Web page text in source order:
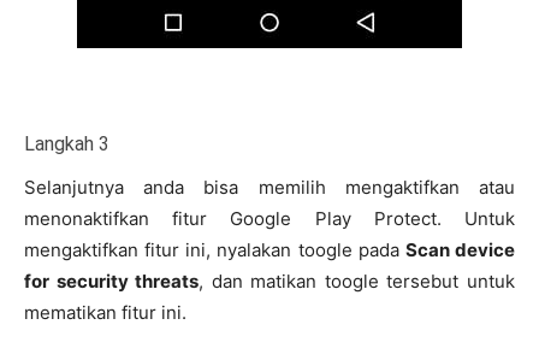
Langkah 3
Selanjutnya anda bisa memilih mengaktifkan atau
menonaktifkan fitur Google Play Protect. Untuk
mengaktifkan fitur ini, nyalakan toogle pada Scan device
for security threats, dan matikan toogle tersebut untuk
mematikan fitur ini.